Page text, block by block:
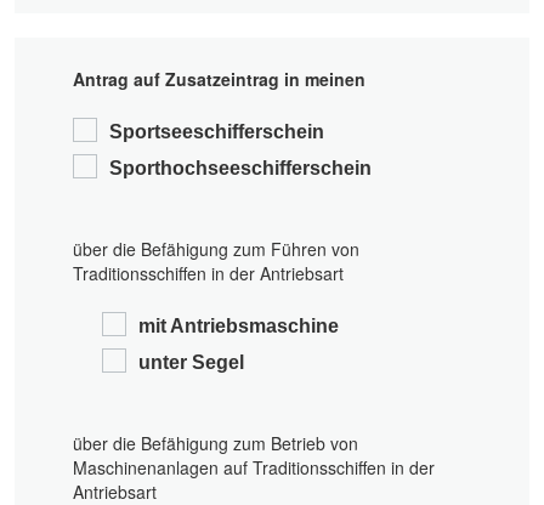
Antrag auf Zusatzeintrag in meinen
Sportseeschifferschein
Sporthochseeschifferschein
über die Befähigung zum Führen von
Traditionsschiffen in der Antriebsart
mit Antriebsmaschine
unter Segel
über die Befähigung zum Betrieb von
Maschinenanlagen auf Traditionsschiffen in der
Antriebsart